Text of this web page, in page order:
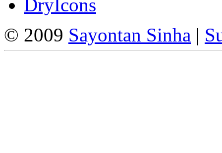
DryIcons
© 2009 Sayontan Sinha |